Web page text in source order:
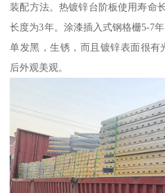
装配方法。热镀锌台阶板使用寿命
长度为3年。涂漆插入式钢格栅5-7
单发黑，生锈，而且镀锌表面很有
后外观美观。